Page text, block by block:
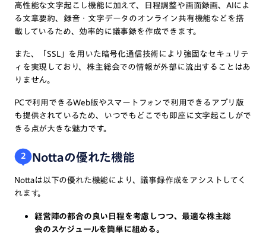
高性能な文字起こし機能に加えて、日程調整や画面録画、AIによ
る文章要約、録音・文字データのオンライン共有機能などを搭
載しているため、効率的に議事録を作成できます。
また、「SSL」を用いた暗号化通信技術により強固なセキュリテ
ィを実現しており、株主総会での情報が外部に流出することはあ
りません。
PCで利用できるWeb版やスマートフォンで利用できるアプリ版
も提供されているため、いつでもどこでも即座に文字起こしがで
きる点が大きな魅力です。
2 Nottaの優れた機能
Nottaは以下の優れた機能により、議事録作成をアシストしてく
れます。
経営陣の都合の良い日程を考慮しつつ、最適な株主総
会のスケジュールを簡単に組める。